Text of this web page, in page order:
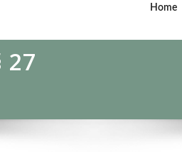
Home
27